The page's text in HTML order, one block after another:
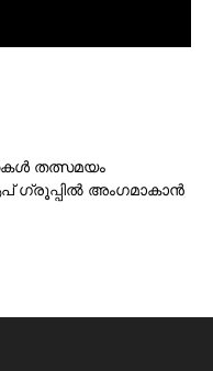
തത്സമയം
ഗ്രൂപ്പില്‍ അംഗമാകാന്‍